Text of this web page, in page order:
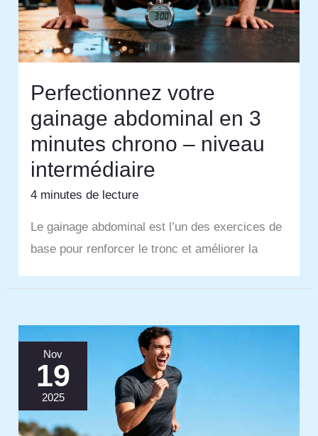
Perfectionnez votre
gainage abdominal en 3
minutes chrono – niveau
intermédiaire
4 minutes de lecture
Le gainage abdominal est l’un des exercices de
base pour renforcer le tronc et améliorer la
Nov
19
2025